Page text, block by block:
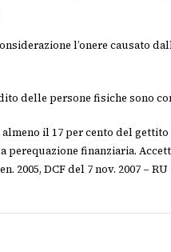
l’onere causato
delle persone fisiche sono
il 17 per cento del
finanziaria.
DCF del 7 nov. 2007 – RU